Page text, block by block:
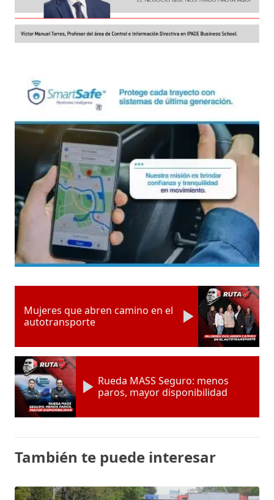
Mujeres que abren camino en el
autotransporte
Rueda MASS Seguro: menos
paros, mayor disponibilidad
También te puede interesar